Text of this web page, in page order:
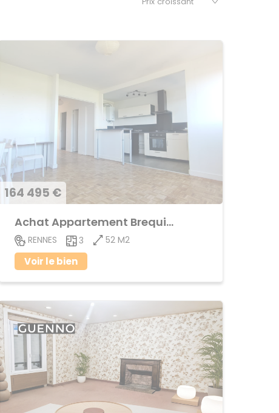
164 495 €
Achat Appartement Brequigny
RENNES 3 52 M2
Voir le bien